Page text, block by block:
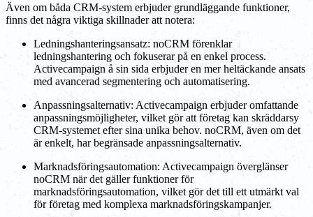
Även om båda CRM-system erbjuder grundläggande funktioner,
finns det några viktiga skillnader att notera:
Ledningshanteringsansatz: noCRM förenklar
ledningshantering och fokuserar på en enkel process.
Activecampaign å sin sida erbjuder en mer heltäckande ansats
med avancerad segmentering och automatisering.
Anpassningsalternativ: Activecampaign erbjuder omfattande
anpassningsmöjligheter, vilket gör att företag kan skräddarsy
CRM-systemet efter sina unika behov. noCRM, även om det
är enkelt, har begränsade anpassningsalternativ.
Marknadsföringsautomation: Activecampaign överglänser
noCRM när det gäller funktioner för
marknadsföringsautomation, vilket gör det till ett utmärkt val
för företag med komplexa marknadsföringskampanjer.